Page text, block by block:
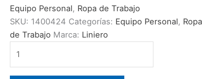
Equipo Personal, Ropa de Trabajo
SKU: 1400424 Categorías: Equipo Personal, Ropa
de Trabajo Marca: Liniero
CARGO
POPLIN